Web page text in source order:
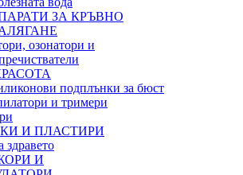
ЗА КРЪВНО
озонатори и
подплънки за бюст
и тримери
И ПЛАСТИРИ
здравето
И